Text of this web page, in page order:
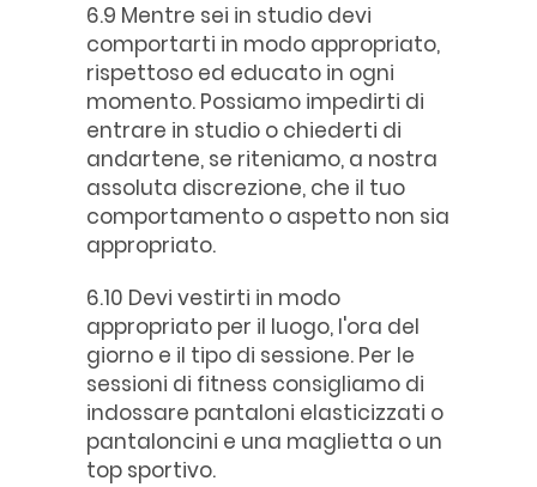
6.9 Mentre sei in studio devi
comportarti in modo appropriato,
rispettoso ed educato in ogni
momento. Possiamo impedirti di
entrare in studio o chiederti di
andartene, se riteniamo, a nostra
assoluta discrezione, che il tuo
comportamento o aspetto non sia
appropriato.
6.10 Devi vestirti in modo
appropriato per il luogo, l'ora del
giorno e il tipo di sessione. Per le
sessioni di fitness consigliamo di
indossare pantaloni elasticizzati o
pantaloncini e una maglietta o un
top sportivo.